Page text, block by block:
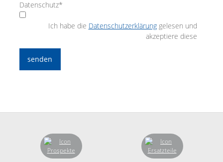
Datenschutz*
Ich habe die Datenschutzerklärunggelesen und
akzeptiere diese